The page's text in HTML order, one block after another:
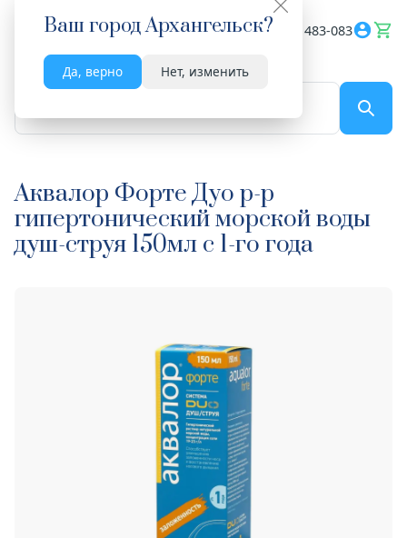
Ваш городАрхангельск?
Да, верно Нет, изменить
Весь сайт 8182 483-083
Аквалор Форте Дуо р-р
гипертонический морской воды
душ-струя 150мл с 1-го года